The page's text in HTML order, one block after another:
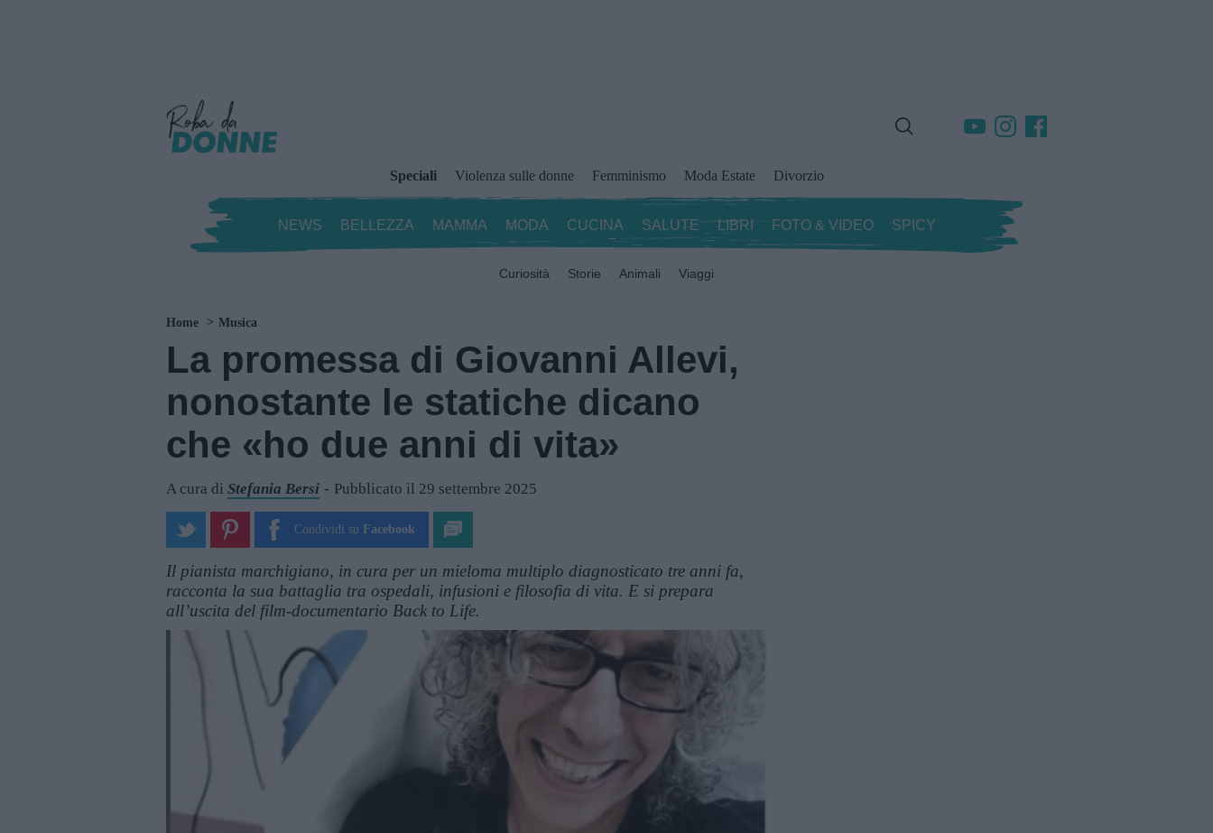
Speciali Violenza sulle donne Femminismo Moda Estate Divorzio
NEWS BELLEZZA MAMMA MODA CUCINA SALUTE LIBRI FOTO & VIDEO SPICY
Curiosità Storie Animali Viaggi
Home Musica
La promessa di Giovanni Allevi,
nonostante le statiche dicano
che «ho due anni di vita»
A cura di Stefania Bersi Pubblicato il 29 settembre 2025
Condividi su Facebook
Il pianista marchigiano, in cura per un mieloma multiplo diagnosticato tre anni fa,
racconta la sua battaglia tra ospedali, infusioni e filosofia di vita. E si prepara
all’uscita del film-documentario Back to Life.